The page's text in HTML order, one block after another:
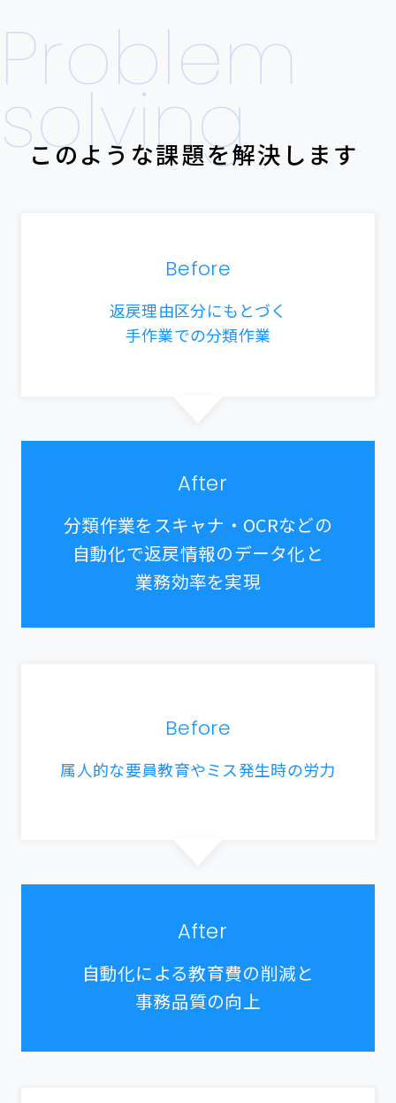
Problem
solving
このような課題を解決します
Before
返戻理由区分にもとづく
手作業での分類作業
After
分類作業をスキャナ・OCRなどの
自動化で返戻情報のデータ化と
業務効率を実現
Before
属人的な要員教育やミス発生時の労力
After
自動化による教育費の削減と
事務品質の向上